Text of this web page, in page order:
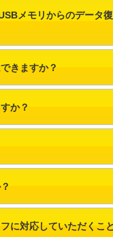
メモリからのデータ
きますか？
か？
に対応していただくこ